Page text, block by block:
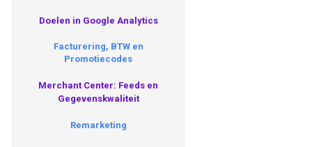
Doelen in Google Analytics
Facturering, BTW en
Promotiecodes
Merchant Center: Feeds en
Gegevenskwaliteit
Remarketing